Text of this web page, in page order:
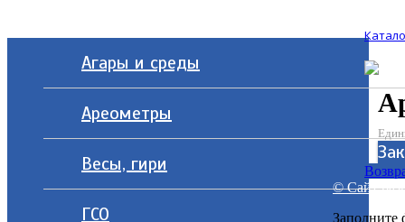
Агары и среды
Ареометры
Весы, гири
ГСО
© Сайт
Заполните